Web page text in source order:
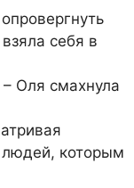
себя в
Оля смахнула
людей, которым